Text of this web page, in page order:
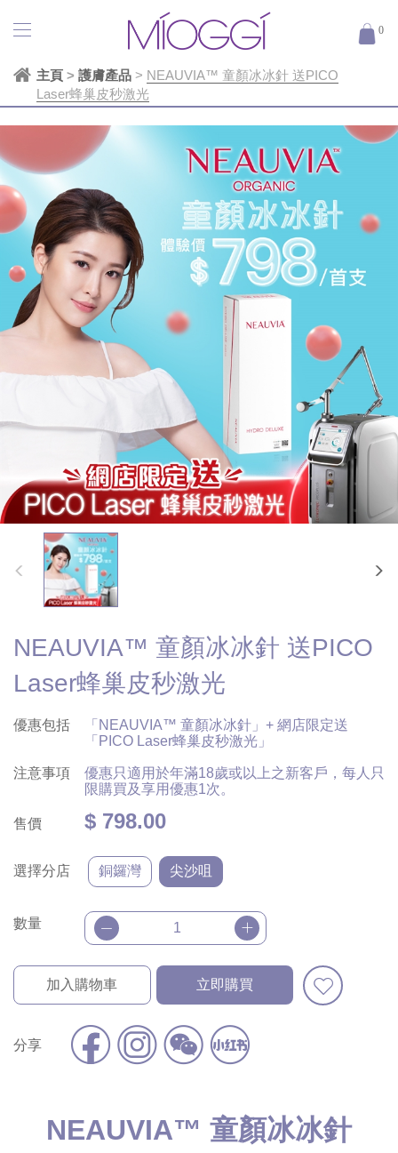
0
主頁 > 護膚產品 > NEAUVIA™ 童顏冰冰針 送PICO
Laser蜂巢皮秒激光
NEAUVIA™ 童顏冰冰針 送PICO
Laser蜂巢皮秒激光
優惠包括
「NEAUVIA™ 童顏冰冰針」+ 網店限定送
「PICO Laser蜂巢皮秒激光」
注意事項
優惠只適用於年滿18歲或以上之新客戶，每人只
限購買及享用優惠1次。
售價 $ 798.00
選擇分店 銅鑼灣 尖沙咀
數量
加入購物車 立即購買
分享
NEAUVIA™ 童顏冰冰針